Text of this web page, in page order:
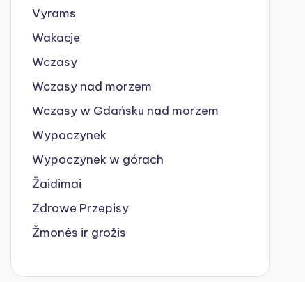
Vyrams
Wakacje
Wczasy
Wczasy nad morzem
Wczasy w Gdańsku nad morzem
Wypoczynek
Wypoczynek w górach
Žaidimai
Zdrowe Przepisy
Žmonės ir grožis